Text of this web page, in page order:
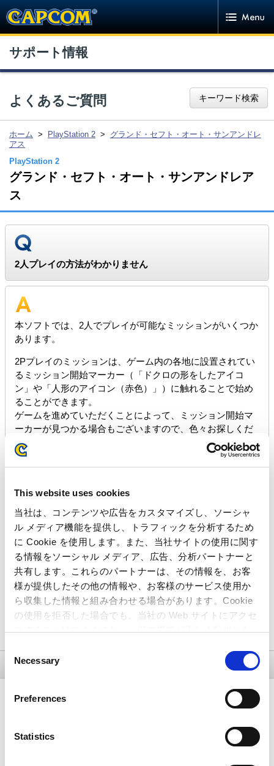
This website uses cookies
当社は、コンテンツや広告をカスタマイズし、ソーシャ
ル メディア機能を提供し、トラフィックを分析するため
に Cookie を使用します。また、当社サイトの使用に関す
る情報をソーシャル メディア、広告、分析パートナーと
共有します。これらのパートナーは、その情報を、お客
様が提供したその他の情報や、お客様のサービス使用か
ら収集した情報と組み合わせる場合があります。Cookie
の使用を拒否した場合でも、当社の Web サイトにアクセ
スすることはできますが、一部の機能が正しく動作しな
Consent
Selection
Necessary
Preferences
Statistics
CAPCOM Global
サポート情報
よくあるご質問 キーワード検索
ホーム > PlayStation 2 > グランド・セフト・オート・サンアンドレ
アス
PlayStation 2
グランド・セフト・オート・サンアンドレア
ス
2人プレイの方法がわかりません
本ソフトでは、2人でプレイが可能なミッションがいくつか
あります。
2Pプレイのミッションは、ゲーム内の各地に設置されてい
るミッション開始マーカー（「ドクロの形をしたアイコ
ン」や「人形のアイコン（赤色）」）に触れることで始め
ることができます。
ゲームを進めていただくことによって、ミッション開始マ
ーカーが見つかる場合もございますので、色々お探しくだ
さい。
※配置位置等の詳細につきましてはご案内いたしておりま
せんので、 ご了承くださいますようお願い申し上げま
ストーリーを進める事はできません。
ゲームに関するご質問は、下記よりお受付しております。